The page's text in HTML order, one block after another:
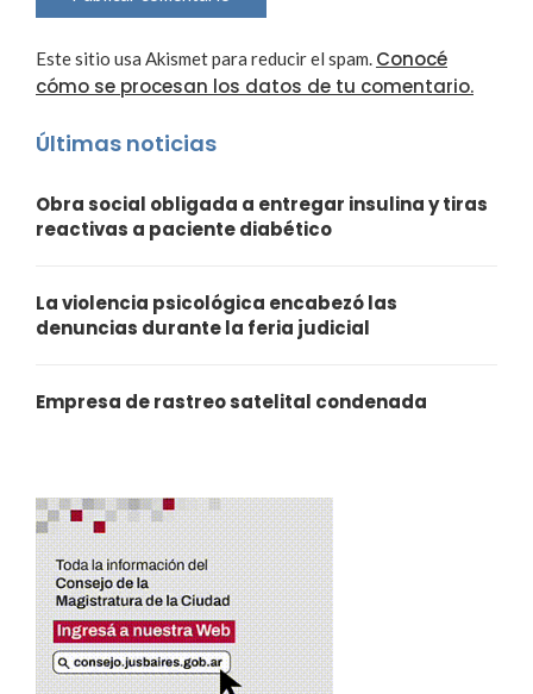
Este sitio usa Akismet para reducir el spam. Conocé
cómo se procesan los datos de tu comentario.
Últimas noticias
Obra social obligada a entregar insulina y tiras
reactivas a paciente diabético
La violencia psicológica encabezó las
denuncias durante la feria judicial
Empresa de rastreo satelital condenada